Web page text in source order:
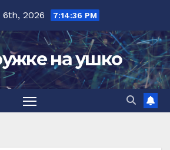
6th, 2026 7:14:37 PM
на ушко